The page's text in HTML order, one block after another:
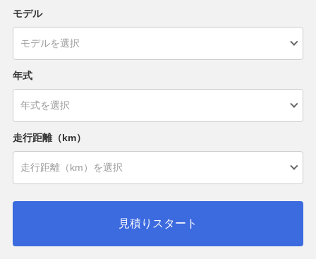
モデル
年式
走行距離（km）
見積りスタート